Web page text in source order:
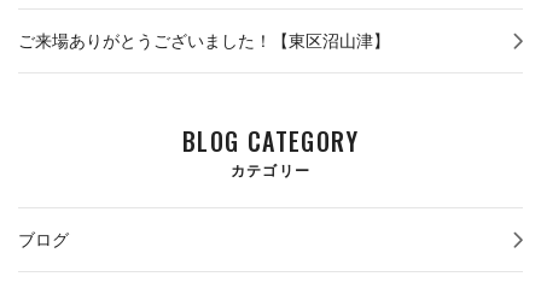
ご来場ありがとうございました！【東区沼山津】
BLOG CATEGORY
カテゴリー
ブログ